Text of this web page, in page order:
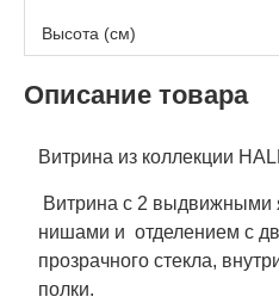
Высота (см)
Описание товара
Витрина из коллекции
Витрина с 2 выдвижными
нишами и отделением с
прозрачного стекла,
полки.